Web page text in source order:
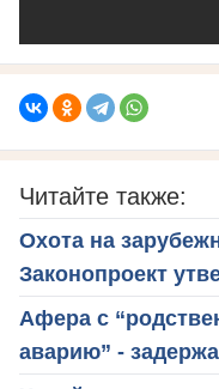
Читайте также:
Охота на
Законопроект
Афера с
аварию” -